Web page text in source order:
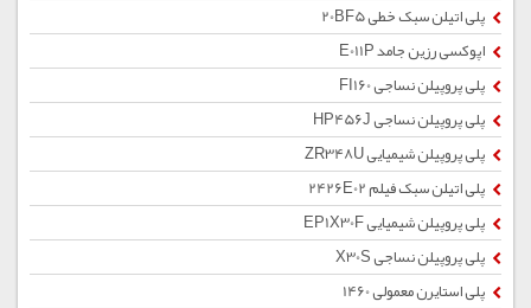
پلی اتیلن سبک خطی 20BF5
اپوکسی رزین جامد E011P
پلی پروپیلن نساجی FI160
پلی پروپیلن نساجی HP456J
پلی پروپیلن شیمیایی ZR348U
پلی اتیلن سبک فیلم 2426E02
پلی پروپیلن شیمیایی EP1X30F
پلی پروپیلن نساجی X30S
پلی استایرن معمولی 1460